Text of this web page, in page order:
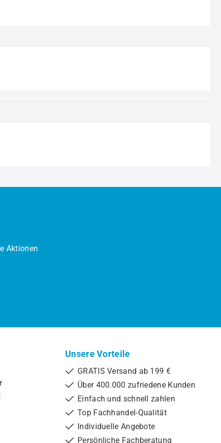
Aktionen
Unsere Vorteile
GRATIS Versand ab 199 €
Über 400.000 zufriedene Kunden
Einfach und schnell zahlen
Top Fachhandel-Qualität
Individuelle Angebote
Persönliche Fachberatung